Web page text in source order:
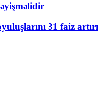
31 faiz